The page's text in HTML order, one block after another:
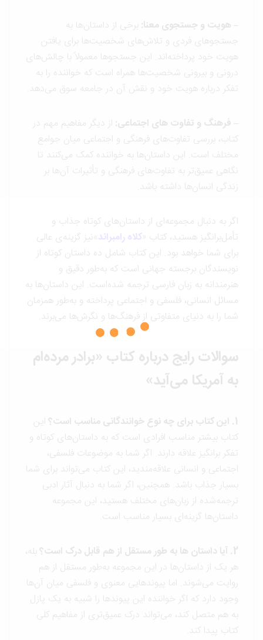
– هویت و جستجوی معنا:برخی از داستان‌ها به
جستجوهای فردی و تلاش‌های شخصیت‌ها برای یافتن
هویت خود پرداخته‌اند. این جستجوها معمولاً با چالش‌های
درونی و بیرونی شخصیت‌ها همراه است که خواننده را به
تفکر درباره هویت خود و نقش آن در جامعه سوق می‌دهد.
– فرهنگ و تفاوت های اجتماعی:از دیگر مفاهیم مهم در
کتاب، بررسی تفاوت‌های فرهنگی و اجتماعی میان جوامع
مختلف است. این داستان‌ها به خواننده کمک می‌کنند تا
نگاهی عمیق‌تر به تفاوت‌های فرهنگی و تأثیرات آن‌ها بر
زندگی انسان‌ها داشته باشد.
اگر به دنبال مجموعه‌ای از داستان‌های کوتاه جذاب و
تأمل‌برانگیز هستید، کتاب «کلاه رامبراند»نیز گزینه‌ی عالی
برای شما خواهد بود. این کتاب‌ شامل ده داستان کوتاه از
نویسندگان برجسته جهانی است که به‌طور دقیق و
هنرمندانه به زبان فارسی ترجمه شده‌است. این داستان‌ها به
مسائل انسانی، فلسفی و اجتماعی پرداخته و به‌طور همزمان
شما را به دنیای متفاوتی از فرهنگ‌ها و نگرش‌ها می‌برند.
سوالات رایج درباره کتاب «برادر مرده‌ام
به آمریکا می‌آید»
این
کتاب بیشتر مناسب افرادی است که به داستان‌های کوتاه و
تفکر برانگیز علاقه دارند. اگر شما به موضوعات فلسفی،
اجتماعی و انسانی علاقه‌مندید، این کتاب می‌تواند برای شما
بسیار جذاب باشد. همچنین، اگر شما به دنبال آثار ادبی
ترجمه‌شده از زبان‌های مختلف هستید، این مجموعه
داستان‌ها گزینه‌ای بسیار مناسب است.
بله،
هر یک از داستان‌ها در این مجموعه به‌طور مستقل از هم
روایت می‌شوند. اما پیوندهایی معنوی و فلسفی میان آن‌ها
وجود دارد که اگر خواننده این پیوندها را شبیه به یک پازل
به هم متصل کند، می‌تواند درک عمیق‌تری از مفاهیم کلی
کتاب پیدا کند.